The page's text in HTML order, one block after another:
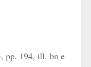
pp. 194, ill. bn e